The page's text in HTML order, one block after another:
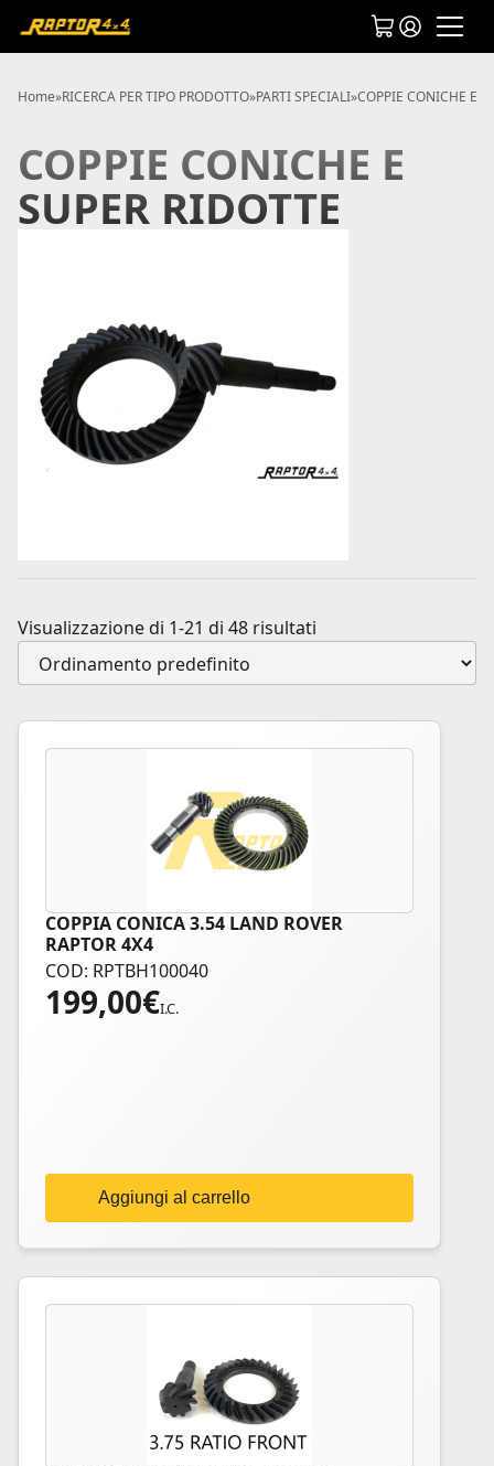
Home»RICERCA PER TIPO PRODOTTO»PARTI SPECIALI»COPPIE CONICHE E
COPPIE CONICHE E
SUPER RIDOTTE
Visualizzazione di 1-21 di 48 risultati
COPPIA CONICA 3.54 LAND ROVER
RAPTOR 4X4
COD: RPTBH100040
199,00€I.C.
Aggiungi al carrello